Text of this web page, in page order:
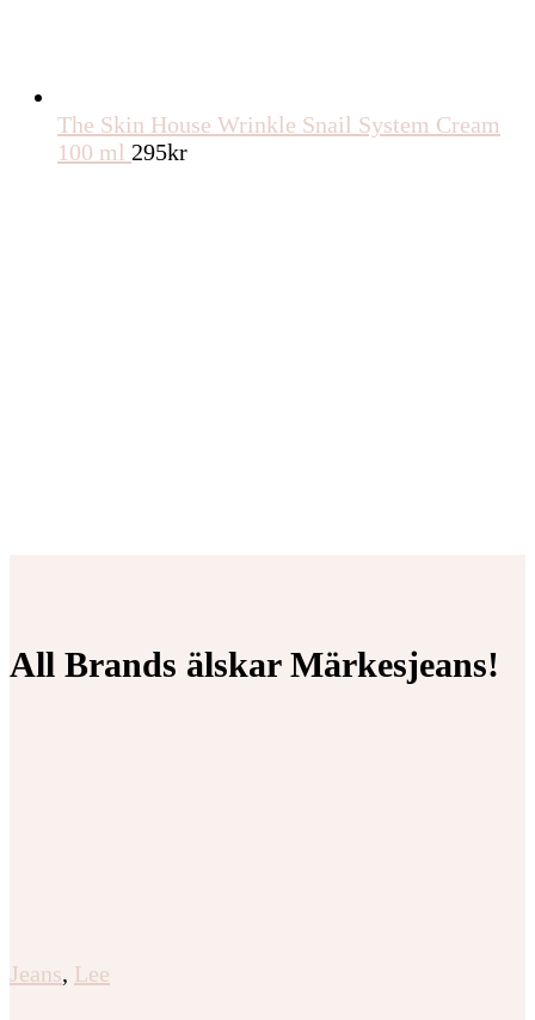
The Skin House Wrinkle Snail System Cream
100 ml 295kr
All Brands älskar Märkesjeans!
Jeans, Lee